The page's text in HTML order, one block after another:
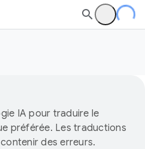
IA pour traduire le
préférée. Les traductions
des erreurs.